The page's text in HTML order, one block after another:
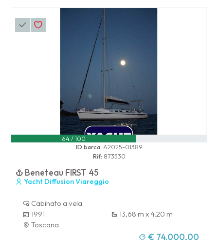
64 / 100
ID barca: A2025-01389
Rif: 873530
Beneteau FIRST 45
Yacht Diffusion Viareggio
Cabinato a vela
1991
13,68 m x 4,20 m
Toscana
€ 74.000,00